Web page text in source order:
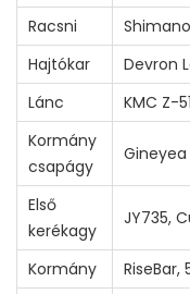
Racsni
Hajtókar
Devron
Lánc
KMC Z-51
Kormány
csapágy
Gineyea
Első
kerékagy
JY735,
Kormány